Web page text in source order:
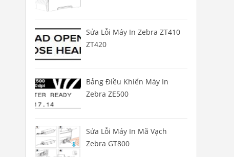
Sửa Lỗi Máy In Zebra ZT410
ZT420
Bảng Điều Khiển Máy In
Zebra ZE500
Sửa Lỗi Máy In Mã Vạch
Zebra GT800